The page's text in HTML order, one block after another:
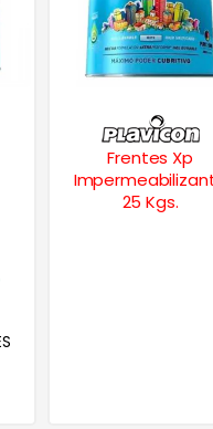
Brikol Pisos Alto
Tránsito
Antideslizante 1 Lt.